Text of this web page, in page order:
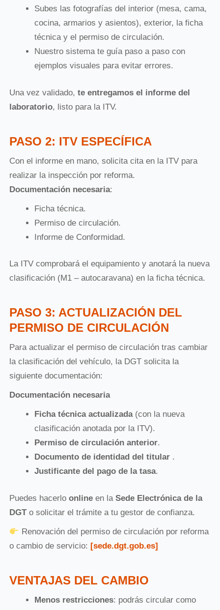
Subes las fotografías del interior (mesa, cama,
cocina, armarios y asientos), exterior, la ficha
técnica y el permiso de circulación.
Nuestro sistema te guía paso a paso con
ejemplos visuales para evitar errores.
Una vez validado,te entregamos el informe del
laboratorio, listo para la ITV.
PASO 2: ITV ESPECÍFICA
Con el informe en mano, solicita cita en la ITV para
realizar la inspección por reforma.
Documentación necesaria:
Ficha técnica.
Permiso de circulación.
Informe de Conformidad.
La ITV comprobará el equipamiento y anotará la nueva
clasificación (M1 – autocaravana) en la ficha técnica.
PASO 3: ACTUALIZACIÓN DEL
PERMISO DE CIRCULACIÓN
Para actualizar el permiso de circulación tras cambiar
la clasificación del vehículo, la DGT solicita la
siguiente documentación:
Documentación necesaria
Ficha técnica actualizada(con la nueva
clasificación anotada por la ITV).
Permiso de circulación anterior.
Documento de identidad del titular .
Justificante del pago de la tasa.
Puedes hacerloonline en laSede Electrónica de la
DGTo solicitar el trámite a tu gestor de confianza.
Renovación del permiso de circulación por reforma
o cambio de servicio: [sede.dgt.gob.es]
VENTAJAS DEL CAMBIO
Menos restricciones: podrás circular como